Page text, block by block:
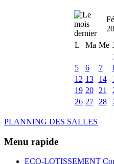
L
Ma Me
5
6 7
12 13 14
19 20 21
26 27 28
PLANNING DES SALLES
Menu rapide
ECO-LOTISSEMENT